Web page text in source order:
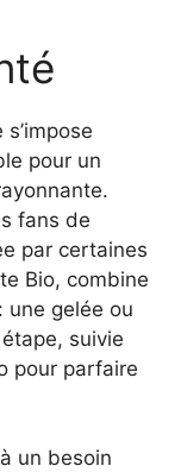
pour un
fans de
par certaines
Bio, combine
une gelée ou
suivie
pour parfaire
un besoin